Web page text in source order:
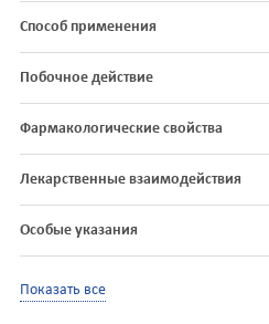
Способ применения
Побочное действие
Фармакологические свойства
Лекарственные взаимодействия
Особые указания
Показать все